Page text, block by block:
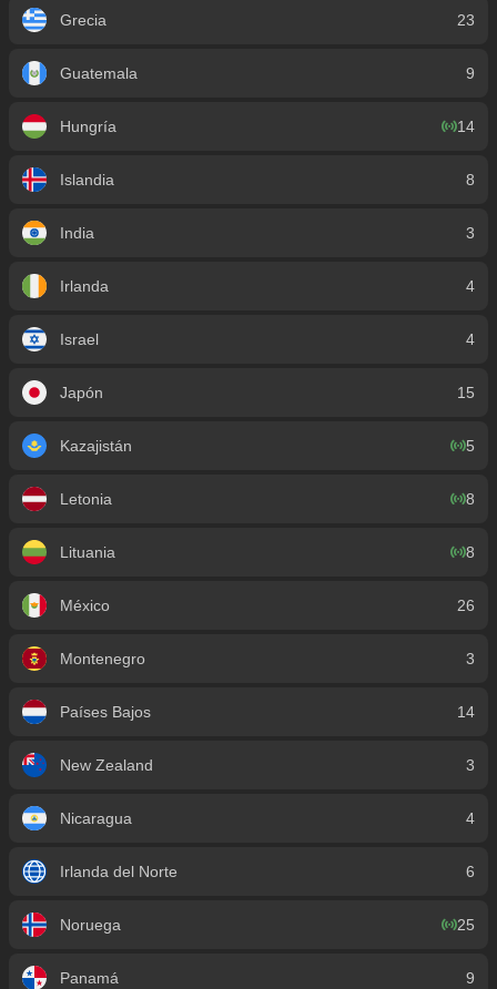
Grecia 23
Guatemala 9
Hungría 14
Islandia 8
India 3
Irlanda 4
Israel 4
Japón 15
Kazajistán 5
Letonia 8
Lituania 8
México 26
Montenegro 3
Países Bajos 14
New Zealand 3
Nicaragua 4
Irlanda del Norte 6
Noruega 25
Panamá 9